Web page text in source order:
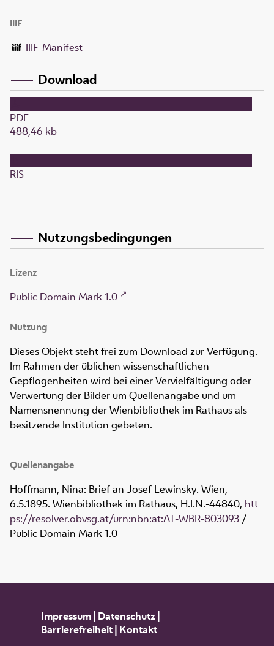
IIIF
IIIF-Manifest
Download
PDF
488,46 kb
RIS
Nutzungsbedingungen
Lizenz
Public Domain Mark 1.0
Nutzung
Dieses Objekt steht frei zum Download zur Verfügung.
Im Rahmen der üblichen wissenschaftlichen
Gepflogenheiten wird bei einer Vervielfältigung oder
Verwertung der Bilder um Quellenangabe und um
Namensnennung der Wienbibliothek im Rathaus als
besitzende Institution gebeten.
Quellenangabe
Hoffmann, Nina: Brief an Josef Lewinsky. Wien,
6.5.1895. Wienbibliothek im Rathaus, H.I.N.-44840, htt
ps://resolver.obvsg.at/urn:nbn:at:AT-WBR-803093 /
Public Domain Mark 1.0
Impressum| Datenschutz|
Barrierefreiheit| Kontakt